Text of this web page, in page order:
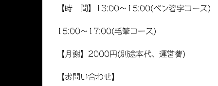
【時 間】13:00〜15:00(ペン習字コース)
15:00〜17:00(毛筆コース)
【月謝】2000円(別途本代、運営費)
【お問い合わせ】